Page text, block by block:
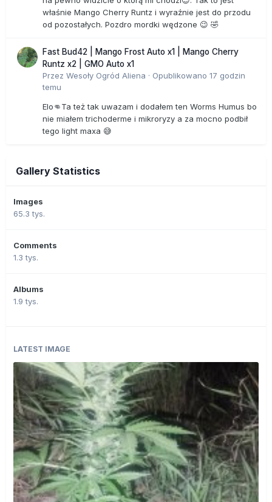
właśnie Mango Cherry Runtz i wyraźnie jest do przodu
od pozostałych. Pozdro mordki wędzone 😉 🤣
Fast Bud42 | Mango Frost Auto x1 | Mango Cherry
Runtz x2 | GMO Auto x1
Przez Wesoły Ogród Aliena · Opublikowano 17 godzin
temu
Elo👊Ta też tak uwazam i dodałem ten Worms Humus bo
nie miałem trichoderme i mikroryzy a za mocno podbił
tego light maxa 😅
Gallery Statistics
Images
65.3 tys.
Comments
1.3 tys.
Albums
1.9 tys.
LATEST IMAGE